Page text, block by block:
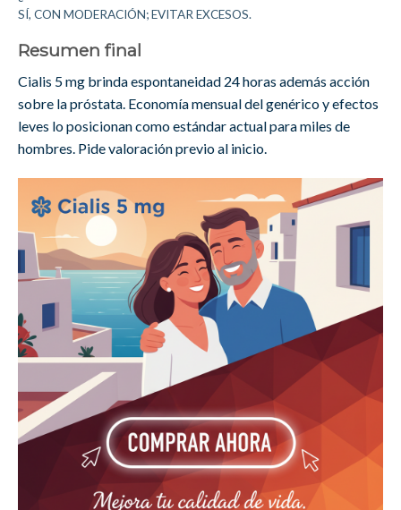
SÍ, CON MODERACIÓN; EVITAR EXCESOS.
Resumen final
Cialis 5 mg brinda espontaneidad 24 horas además acción
sobre la próstata. Economía mensual del genérico y efectos
leves lo posicionan como estándar actual para miles de
hombres. Pide valoración previo al inicio.